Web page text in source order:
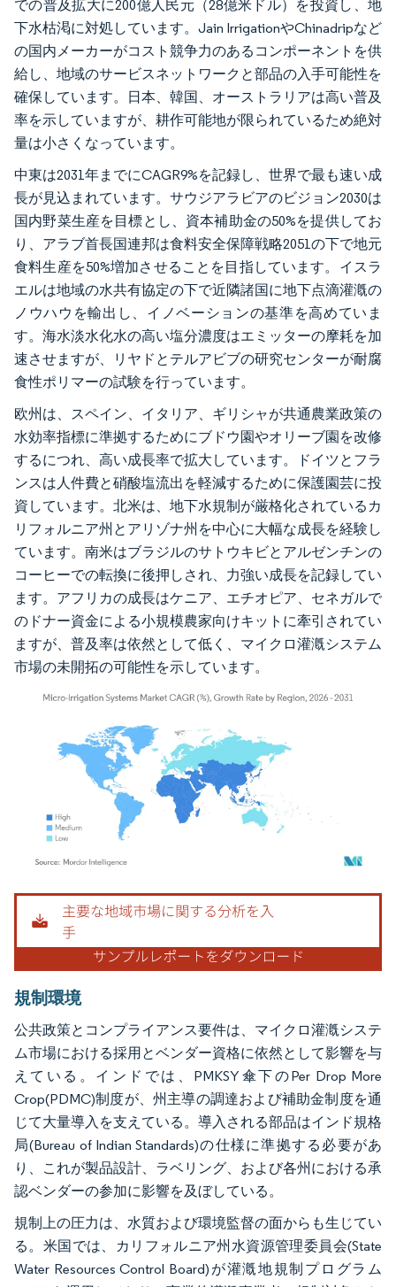
での普及拡大に200億人民元（28億米ドル）を投資し、地
下水枯渇に対処しています。Jain IrrigationやChinadripなど
の国内メーカーがコスト競争力のあるコンポーネントを供
給し、地域のサービスネットワークと部品の入手可能性を
確保しています。日本、韓国、オーストラリアは高い普及
率を示していますが、耕作可能地が限られているため絶対
量は小さくなっています。
中東は2031年までにCAGR9%を記録し、世界で最も速い成
長が見込まれています。サウジアラビアのビジョン2030は
国内野菜生産を目標とし、資本補助金の50%を提供してお
り、アラブ首長国連邦は食料安全保障戦略2051の下で地元
食料生産を50%増加させることを目指しています。イスラ
エルは地域の水共有協定の下で近隣諸国に地下点滴灌漑の
ノウハウを輸出し、イノベーションの基準を高めていま
す。海水淡水化水の高い塩分濃度はエミッターの摩耗を加
速させますが、リヤドとテルアビブの研究センターが耐腐
食性ポリマーの試験を行っています。
欧州は、スペイン、イタリア、ギリシャが共通農業政策の
水効率指標に準拠するためにブドウ園やオリーブ園を改修
するにつれ、高い成長率で拡大しています。ドイツとフラ
ンスは人件費と硝酸塩流出を軽減するために保護園芸に投
資しています。北米は、地下水規制が厳格化されているカ
リフォルニア州とアリゾナ州を中心に大幅な成長を経験し
ています。南米はブラジルのサトウキビとアルゼンチンの
コーヒーでの転換に後押しされ、力強い成長を記録してい
ます。アフリカの成長はケニア、エチオピア、セネガルで
のドナー資金による小規模農家向けキットに牽引されてい
ますが、普及率は依然として低く、マイクロ灌漑システム
市場の未開拓の可能性を示しています。
画像 © Mordor Intelligence。再利用にはCC BY 4.0の表示が必要です。
規制環境
公共政策とコンプライアンス要件は、マイクロ灌漑システ
ム市場における採用とベンダー資格に依然として影響を与
えている。インドでは、PMKSY傘下のPer Drop More
Crop(PDMC)制度が、州主導の調達および補助金制度を通
じて大量導入を支えている。導入される部品はインド規格
局(Bureau of Indian Standards)の仕様に準拠する必要があ
り、これが製品設計、ラベリング、および各州における承
認ベンダーの参加に影響を及ぼしている。
規制上の圧力は、水質および環境監督の面からも生じてい
る。米国では、カリフォルニア州水資源管理委員会(State
Water Resources Control Board)が灌漑地規制プログラム